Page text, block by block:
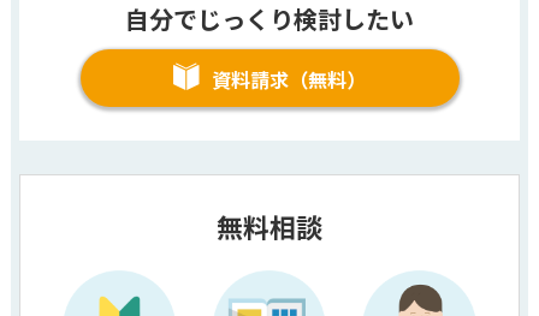
自分でじっくり検討したい
資料請求（無料）
無料相談